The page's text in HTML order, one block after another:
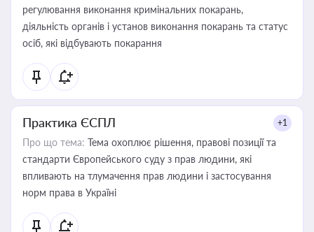
регулювання виконання кримінальних покарань,
діяльність органів і установ виконання покарань та статус
осіб, які відбувають покарання
Практика ЄСПЛ +1
Про що тема: Тема охоплює рішення, правові позиції та
стандарти Європейського суду з прав людини, які
впливають на тлумачення прав людини і застосування
норм права в Україні